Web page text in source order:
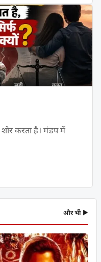
शोर करता है। मंडप में
और भी ▶